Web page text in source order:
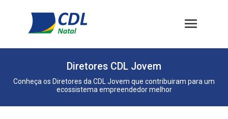
Diretores CDL Jovem
Conheça os Diretores da CDL Jovem que contribuiram para um
ecossistema empreendedor melhor